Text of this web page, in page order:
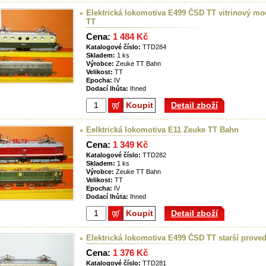
Elektrická lokomotiva E499 ČSD TT vitrinový
TT
Cena: 1 484 Kč
Katalogové číslo: TTD284
Skladem: 1 ks
Výrobce: Zeuke TT Bahn
Velikost: TT
Epocha: IV
Dodací lhůta: Ihned
Koupit Detail zboží
Eelktrická lokomotiva E11 Zeuke TT Bahn
Cena: 1 349 Kč
Katalogové číslo: TTD282
Skladem: 1 ks
Výrobce: Zeuke TT Bahn
Velikost: TT
Epocha: IV
Dodací lhůta: Ihned
Koupit Detail zboží
Elektrická lokomotiva E499 ČSD TT starší
Cena: 1 376 Kč
Katalogové číslo: TTD281